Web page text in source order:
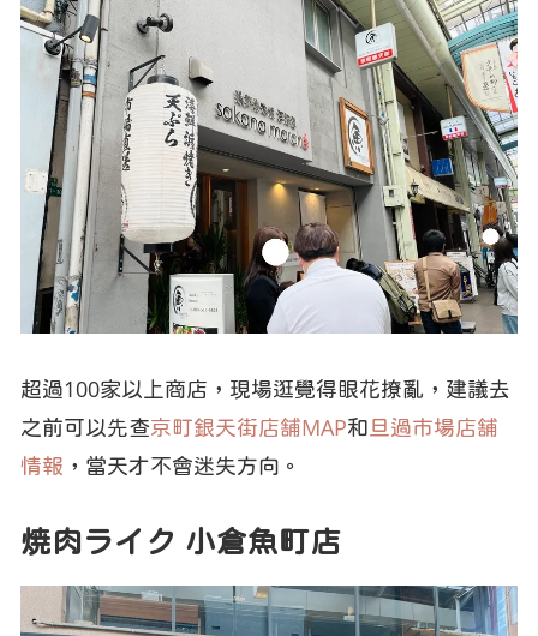
超過100家以上商店，現場逛覺得眼花撩亂，建議去
之前可以先查京町銀天街店舗MAP和旦過市場店舗
情報 ，當天才不會迷失方向。
焼肉ライク 小倉魚町店